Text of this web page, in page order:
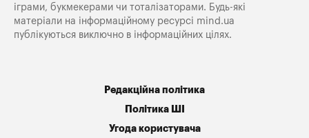
іграми, букмекерами чи тоталізаторами. Будь-які
матеріали на інформаційному ресурсі mind.ua
публікуються виключно в інформаційних цілях.
Редакційна політика
Політика ШІ
Угода користувача